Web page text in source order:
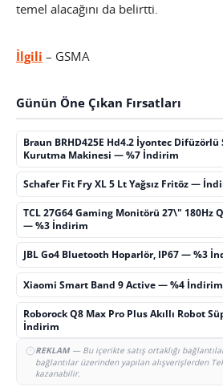
temel alacağını da belirtti.
İlgili – GSMA
Günün Öne Çıkan Fırsatları
Braun BRHD425E Hd4.2 İyontec Difüzörlü
Kurutma Makinesi — %7 İndirim
Schafer Fit Fry XL 5 Lt Yağsız Fritöz —
TCL 27G64 Gaming Monitörü 27\" 180Hz
— %3 İndirim
JBL Go4 Bluetooth Hoparlör, IP67 — %3
Xiaomi Smart Band 9 Active — %4 İndirim
Roborock Q8 Max Pro Plus Akıllı Robot
İndirim
REKLAM— Bu içerikte satış ortaklığı
bağlantılar üzerinden yapılan alışverişlerden
kazanabilir.